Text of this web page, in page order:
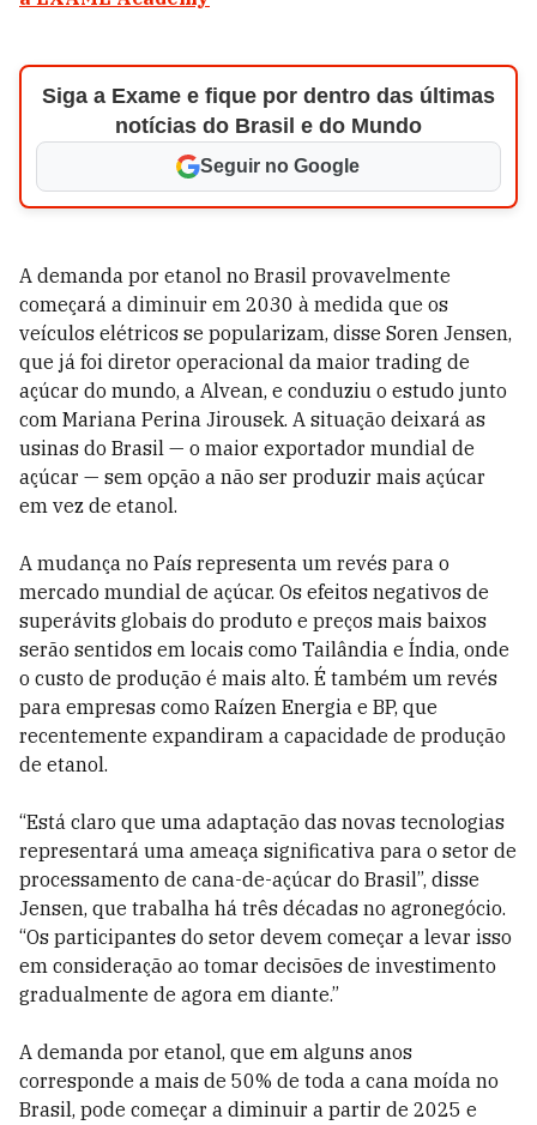
Siga a Exame e fique por dentro das últimas
notícias do Brasil e do Mundo
Seguir no Google
A demanda por etanol no Brasil provavelmente
começará a diminuir em 2030 à medida que os
veículos elétricos se popularizam, disse Soren Jensen,
que já foi diretor operacional da maior trading de
açúcar do mundo, a Alvean, e conduziu o estudo junto
com Mariana Perina Jirousek. A situação deixará as
usinas do Brasil — o maior exportador mundial de
açúcar — sem opção a não ser produzir mais açúcar
em vez de etanol.
A mudança no País representa um revés para o
mercado mundial de açúcar. Os efeitos negativos de
superávits globais do produto e preços mais baixos
serão sentidos em locais como Tailândia e Índia, onde
o custo de produção é mais alto. É também um revés
para empresas como Raízen Energia e BP, que
recentemente expandiram a capacidade de produção
de etanol.
“Está claro que uma adaptação das novas tecnologias
representará uma ameaça significativa para o setor de
processamento de cana-de-açúcar do Brasil”, disse
Jensen, que trabalha há três décadas no agronegócio.
“Os participantes do setor devem começar a levar isso
em consideração ao tomar decisões de investimento
gradualmente de agora em diante.”
A demanda por etanol, que em alguns anos
corresponde a mais de 50% de toda a cana moída no
Brasil, pode começar a diminuir a partir de 2025 e